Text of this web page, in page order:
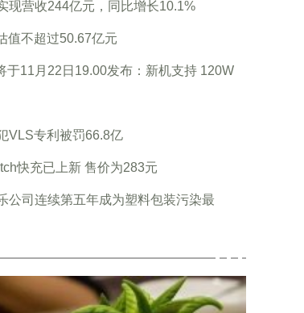
现营收244亿元，同比增长10.1%
值不超过50.67亿元
于11月22日19.00发布：新机支持 120W
VLS专利被罚66.8亿
快充已上新 售价为283元
公司连续第五年成为塑料包装污染最